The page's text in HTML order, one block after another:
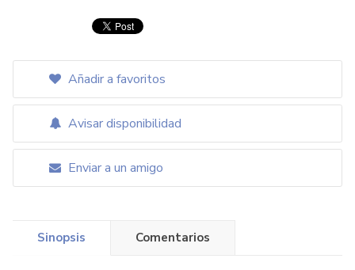
Añadir a favoritos
Avisar disponibilidad
Enviar a un amigo
Sinopsis Comentarios